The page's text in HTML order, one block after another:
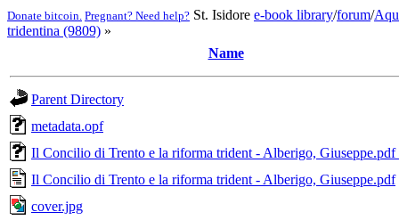
Donate bitcoin. Pregnant? Need help? St. Isidore e-book library/forum/
tridentina (9809) »
Name
Parent Directory
metadata.opf
Il Concilio di Trento e la riforma trident - Alberigo,
Il Concilio di Trento e la riforma trident - Alberigo, Giuseppe.pdf
cover.jpg